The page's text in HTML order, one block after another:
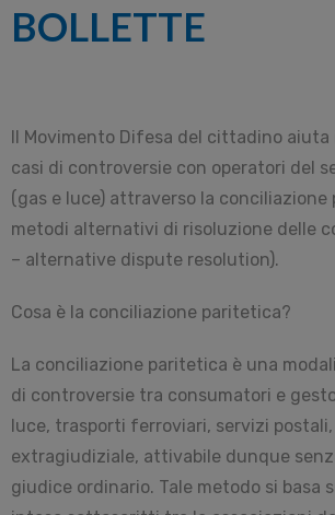
BOLLETTE
Il Movimento Difesa del cittadino aiuta
casi di controversie con operatori del
(gas e luce) attraverso la conciliazione
metodi alternativi di risoluzione delle
– alternative dispute resolution).
Cosa è la conciliazione paritetica?
La conciliazione paritetica è una
di controversie tra consumatori e
luce, trasporti ferroviari, servizi postali,
extragiudiziale, attivabile dunque
giudice ordinario. Tale metodo si basa